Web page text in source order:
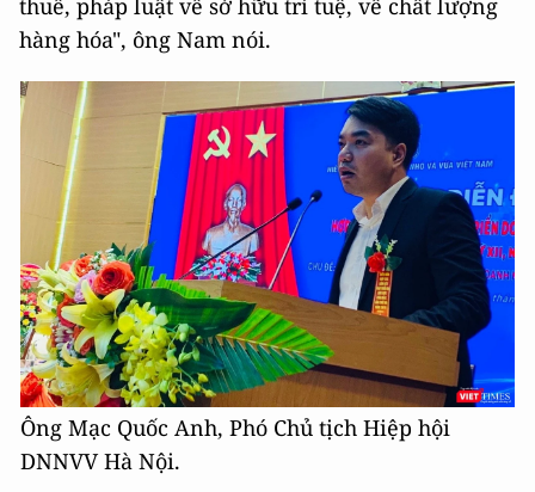
hàng hóa", ông Nam nói.
Ông Mạc Quốc Anh, Phó Chủ tịch Hiệp hội
DNNVV Hà Nội.